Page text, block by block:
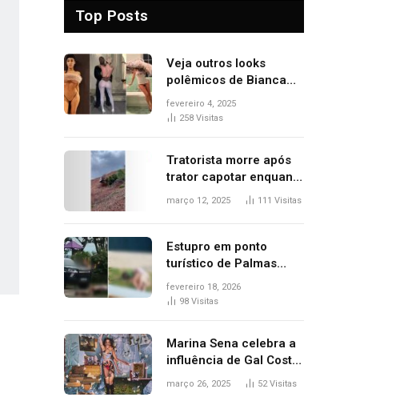
Top Posts
Veja outros looks
polêmicos de Bianca
Censori, esposa de
Kanye West que
fevereiro 4, 2025
258 Visitas
Tratorista morre após
trator capotar enquanto
removia vegetação em
março 12, 2025 111 Visitas
Estupro em ponto
turístico de Palmas
ocorreu em frente à
viatura e base de
fevereiro 18, 2026
98 Visitas
Marina Sena celebra a
influência de Gal Costa
na arte do álbum
março 26, 2025 52Visitas